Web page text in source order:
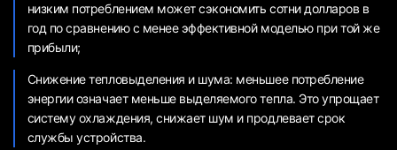
низким потреблением может сэкономить сотни долларов в
год по сравнению с менее эффективной моделью при той же
прибыли;
Снижение тепловыделения и шума: меньшее потребление
энергии означает меньше выделяемого тепла. Это упрощает
систему охлаждения, снижает шум и продлевает срок
службы устройства.